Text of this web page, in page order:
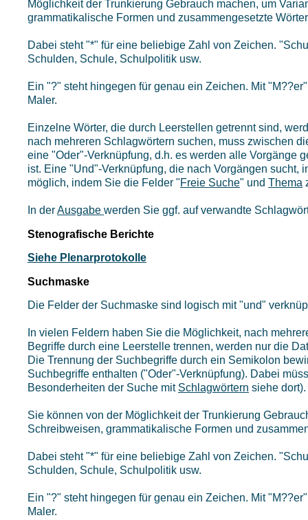
Möglichkeit der Trunkierung Gebrauch machen, um
grammatikalische Formen und zusammengesetzte
Dabei steht "*" für eine beliebige Zahl von Zeichen.
Schulden, Schule, Schulpolitik usw.
Ein "?" steht hingegen für genau ein Zeichen. Mit
Maler.
Einzelne Wörter, die durch Leerstellen getrennt sind,
nach mehreren Schlagwörtern suchen, muss zwischen
eine "Oder"-Verknüpfung, d.h. es werden alle Vorgänge
ist. Eine "Und"-Verknüpfung, die nach Vorgängen
möglich, indem Sie die Felder "Freie Suche" und Thema
In derAusgabe werden Sie ggf. auf verwandte
Stenografische Berichte
Siehe Plenarprotokolle
Suchmaske
Die Felder der Suchmaske sind logisch mit "und"
In vielen Feldern haben Sie die Möglichkeit, nach
Begriffe durch eine Leerstelle trennen, werden nur die
Die Trennung der Suchbegriffe durch ein Semikolon
Suchbegriffe enthalten ("Oder"-Verknüpfung). Dabei
Besonderheiten der Suche mit Schlagwörtern siehe dort).
Sie können von der Möglichkeit der Trunkierung
Schreibweisen, grammatikalische Formen und
Dabei steht "*" für eine beliebige Zahl von Zeichen.
Schulden, Schule, Schulpolitik usw.
Ein "?" steht hingegen für genau ein Zeichen. Mit
Maler.